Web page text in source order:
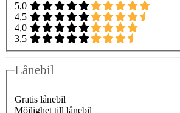
5,0
4,5
4,0
3,5
Lånebil
Gratis lånebil
Möjlighet till lånebil